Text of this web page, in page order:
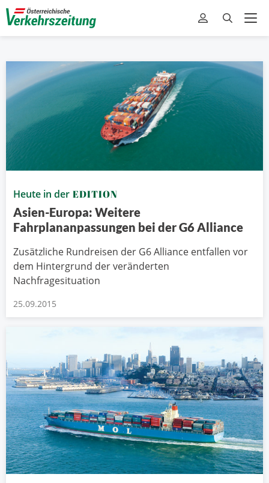
Heute in der EDITION
Asien-Europa: Weitere
Fahrplananpassungen bei der G6 Alliance
Zusätzliche Rundreisen der G6 Alliance entfallen vor
dem Hintergrund der veränderten
Nachfragesituation
25.09.2015